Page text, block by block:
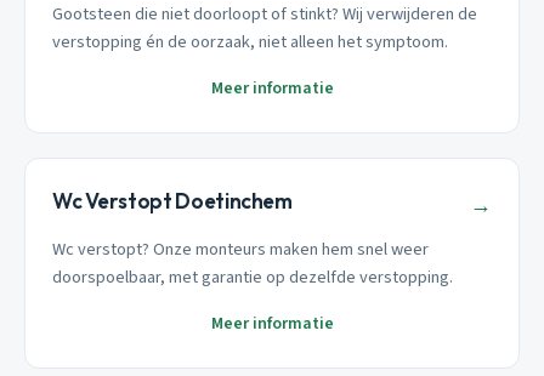
Gootsteen die niet doorloopt of stinkt? Wij verwijderen de
verstopping én de oorzaak, niet alleen het symptoom.
Meer informatie
Wc Verstopt Doetinchem →
Wc verstopt? Onze monteurs maken hem snel weer
doorspoelbaar, met garantie op dezelfde verstopping.
Meer informatie